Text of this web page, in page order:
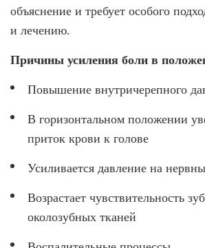
объяснение и требует особого
и лечению.
Причины усиления боли в
Повышение внутричерепного
В горизонтальном положении
приток крови к голове
Усиливается давление на
Возрастает чувствительность
околозубных тканей